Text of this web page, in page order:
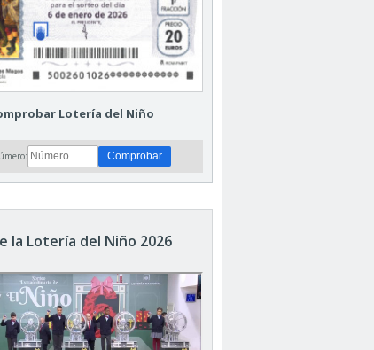
Lotería del Niño
la Lotería del Niño 2026